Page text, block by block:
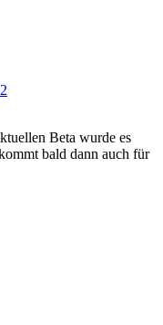
Beta wurde es
bald dann auch für